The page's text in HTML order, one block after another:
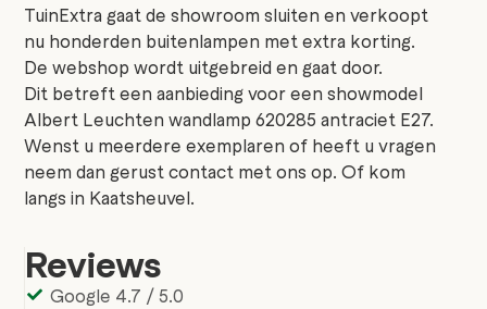
TuinExtra gaat de showroom sluiten en verkoopt
nu honderden buitenlampen met extra korting.
De webshop wordt uitgebreid en gaat door.
Dit betreft een aanbieding voor een showmodel
Albert Leuchten wandlamp 620285 antraciet E27.
Wenst u meerdere exemplaren of heeft u vragen
neem dan gerust contact met ons op. Of kom
langs in Kaatsheuvel.
Reviews
Google 4.7 / 5.0